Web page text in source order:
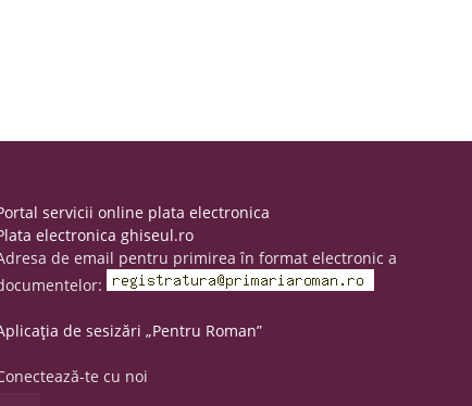
servicii online plata electronica
electronica ghiseul.ro
de email pentru primirea în format electronic a
de sesizări „Pentru Roman”
te cu noi